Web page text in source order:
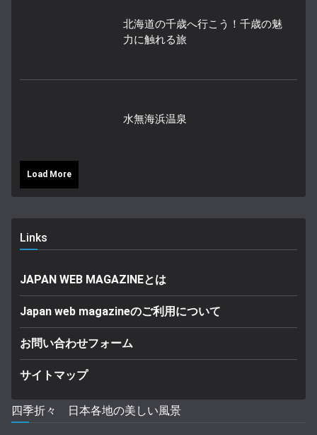
北海道の千歳へ行こう！千歳の魅
力に触れる旅
水無海浜温泉
Load More
Links
JAPAN WEB MAGAZINEとは
Japan web magazineのご利用について
お問い合わせフォーム
サイトマップ
四季折々 日本各地の美しい風景